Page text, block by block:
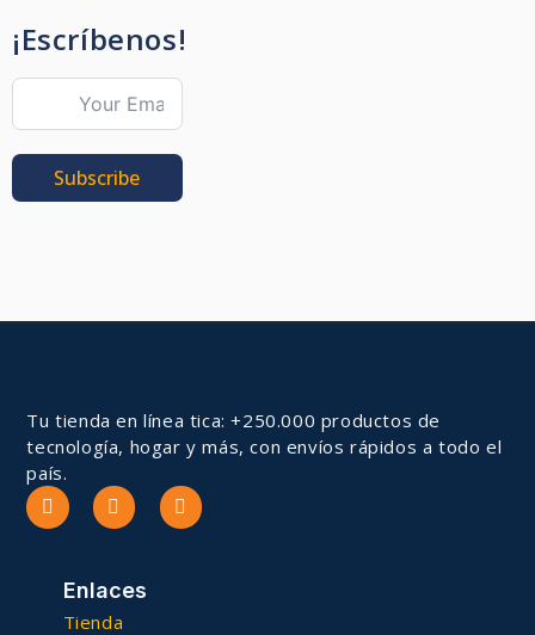
¡Escríbenos!
Subscribe
Tu tienda en línea tica: +250.000 productos de
tecnología, hogar y más, con envíos rápidos a todo el
país.
Enlaces
Tienda